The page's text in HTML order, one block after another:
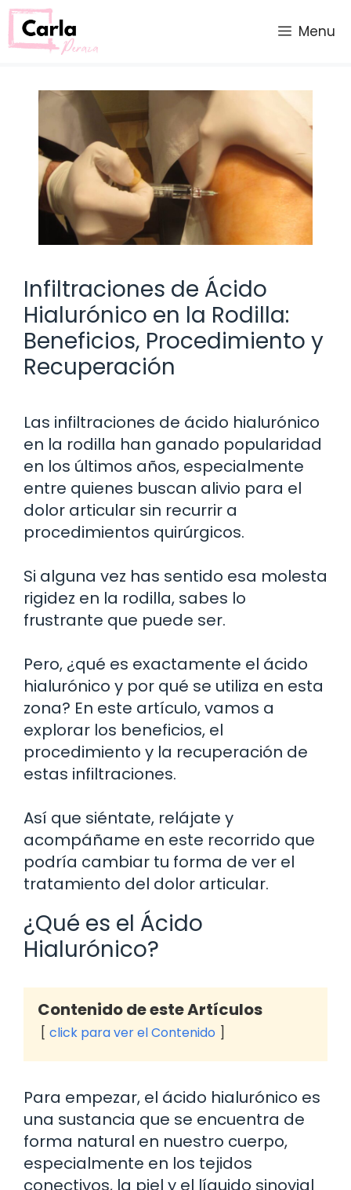
Saltar
al
contenido
Menu
Infiltraciones de Ácido
Hialurónico en la Rodilla:
Beneficios, Procedimiento y
Recuperación
Las infiltraciones de ácido hialurónico
en la rodilla han ganado popularidad
en los últimos años, especialmente
entre quienes buscan alivio para el
dolor articular sin recurrir a
procedimientos quirúrgicos.
Si alguna vez has sentido esa molesta
rigidez en la rodilla, sabes lo
frustrante que puede ser.
Pero, ¿qué es exactamente el ácido
hialurónico y por qué se utiliza en esta
zona? En este artículo, vamos a
explorar los beneficios, el
procedimiento y la recuperación de
estas infiltraciones.
Así que siéntate, relájate y
acompáñame en este recorrido que
podría cambiar tu forma de ver el
tratamiento del dolor articular.
¿Qué es el Ácido
Hialurónico?
Contenido de este Artículos
click para ver el Contenido
Para empezar, el ácido hialurónico es
una sustancia que se encuentra de
forma natural en nuestro cuerpo,
especialmente en los tejidos
conectivos, la piel y el líquido sinovial